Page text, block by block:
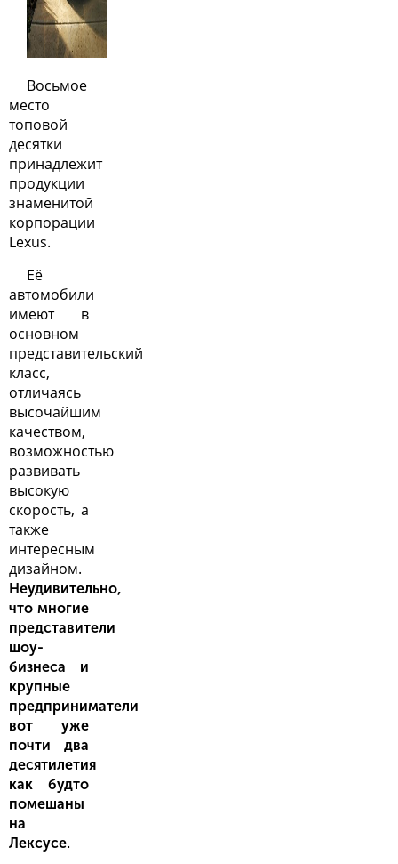
Восьмое
место
топовой
десятки
принадлежит
продукции
знаменитой
корпорации
Lexus.
Её
автомобили
имеют в
основном
представительский
класс,
отличаясь
высочайшим
качеством,
возможностью
развивать
высокую
скорость, а
также
интересным
дизайном.
Неудивительно,
что многие
представители
шоу-
бизнеса и
крупные
предприниматели
вот уже
почти два
десятилетия
как будто
помешаны
на
Лексусе.